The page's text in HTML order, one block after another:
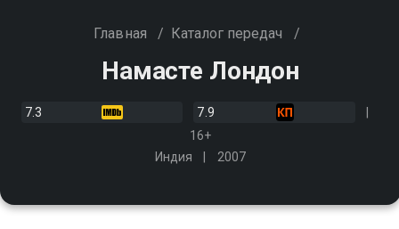
Главная / Каталог передач /
Намасте Лондон
7.3
7.9
16+
Индия
2007